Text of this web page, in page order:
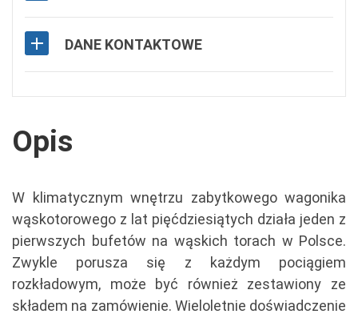
DANE KONTAKTOWE
Opis
W klimatycznym wnętrzu zabytkowego wagonika
wąskotorowego z lat pięćdziesiątych działa jeden z
pierwszych bufetów na wąskich torach w Polsce.
Zwykle porusza się z każdym pociągiem
rozkładowym, może być również zestawiony ze
składem na zamówienie. Wieloletnie doświadczenie